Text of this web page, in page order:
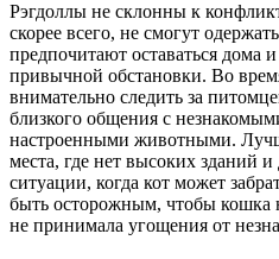
Рэгдоллы не склонны к
скорее всего, не смогут
предпочитают оставаться дома
привычной обстановки. Во
внимательно следить за
близкого общения с
настроенными животными.
места, где нет высоких зданий
ситуации, когда кот может
быть осторожным, чтобы кошка
не принимала угощения от